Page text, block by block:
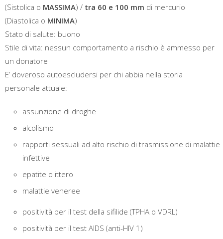
(Sistolica o MASSIMA) / tra 60 e 100 mm di mercurio
(Diastolica o MINIMA)
Stato di salute: buono
Stile di vita: nessun comportamento a rischio è ammesso per
un donatore
E’ doveroso autoescludersi per chi abbia nella storia
personale attuale:
assunzione di droghe
alcolismo
rapporti sessuali ad alto rischio di trasmissione di malattie
infettive
epatite o ittero
malattie veneree
positività per il test della sifilide (TPHA o VDRL)
positività per il test AIDS (anti-HIV 1)